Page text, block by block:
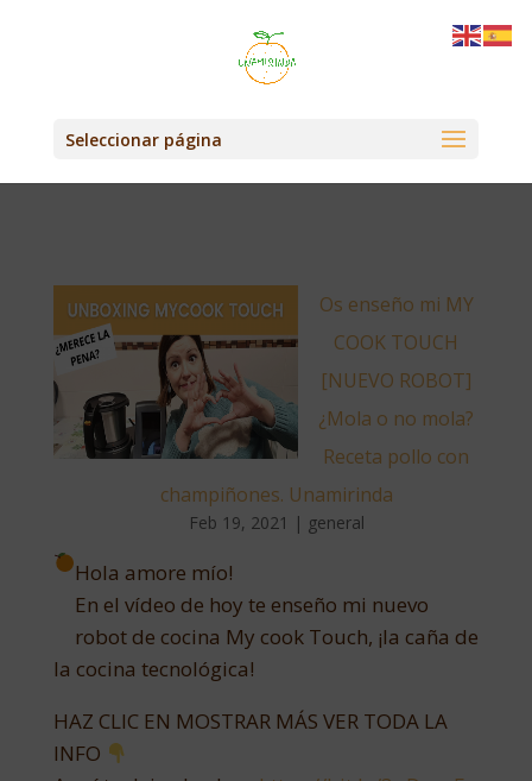
Seleccionar página
Os enseño mi MY
COOK TOUCH
[NUEVO ROBOT]
¿Mola o no mola?
Receta pollo con
champiñones. Unamirinda
Feb 19, 2021 | general
Hola amore mío!
En el vídeo de hoy te enseño mi nuevo
robot de cocina My cook Touch, ¡la caña de
la cocina tecnológica!
HAZ CLIC EN MOSTRAR MÁS VER TODA LA
INFO